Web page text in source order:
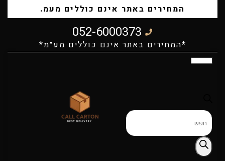
המחירים באתר אינם כוללים מעמ.
052-6000373
*המחירים באתר אינם כוללים מע״מ*